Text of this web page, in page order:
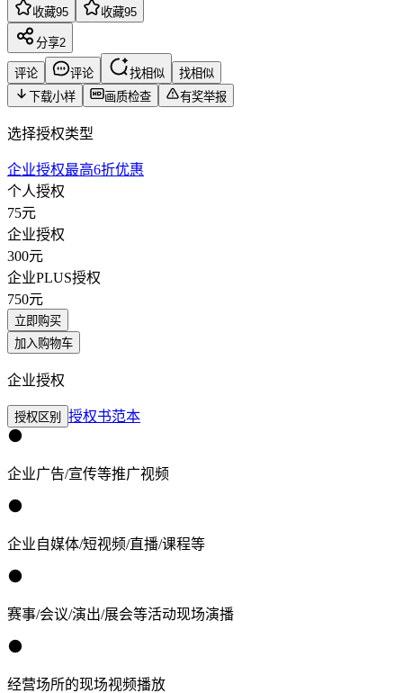
收藏95 收藏95
分享2
评论 评论 找相似
找相似
下载小样
画质检查 有奖举报
选择授权类型
企业授权最高6折优惠
个人授权
75元
企业授权
300元
企业PLUS授权
750元
立即购买
加入购物车
企业授权
授权区别 授权书范本
企业广告/宣传等推广视频
企业自媒体/短视频/直播/课程等
赛事/会议/演出/展会等活动现场演播
经营场所的现场视频播放